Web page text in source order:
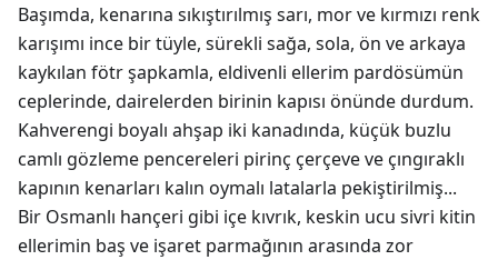
Başımda, kenarına sıkıştırılmış sarı, mor ve kırmızı renk
karışımı ince bir tüyle, sürekli sağa, sola, ön ve arkaya
kaykılan fötr şapkamla, eldivenli ellerim pardösümün
ceplerinde, dairelerden birinin kapısı önünde durdum.
Kahverengi boyalı ahşap iki kanadında, küçük buzlu
camlı gözleme pencereleri pirinç çerçeve ve çıngıraklı
kapının kenarları kalın oymalı latalarla pekiştirilmiş...
Bir Osmanlı hançeri gibi içe kıvrık, keskin ucu sivri kitin
ellerimin baş ve işaret parmağının arasında zor